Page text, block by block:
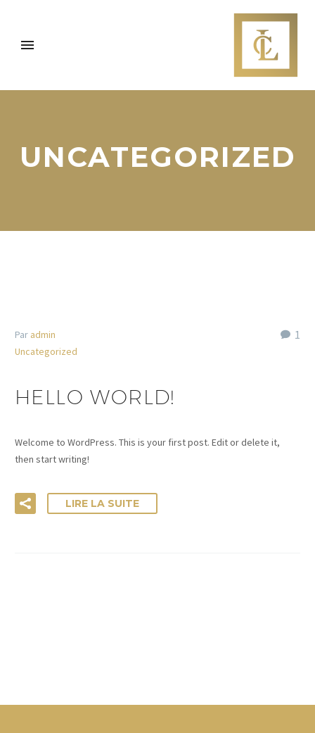
UNCATEGORIZED
1
Par admin
Uncategorized
HELLO WORLD!
Welcome to WordPress. This is your first post. Edit or delete it,
then start writing!
LIRE LA SUITE